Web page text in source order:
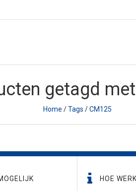
getagd
Home /Tags /CM125
HOE